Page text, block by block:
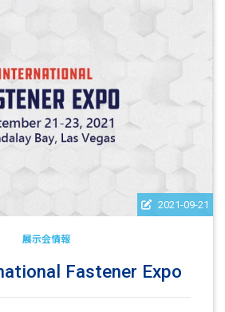
2021-09-21
展示会情報
Fastener Expo